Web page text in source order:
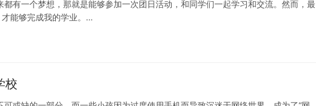
有一个梦想，那就是能够参加一次团日活动，和同学们一起学习和交流。然而，最
能够完成我的学业。…
校